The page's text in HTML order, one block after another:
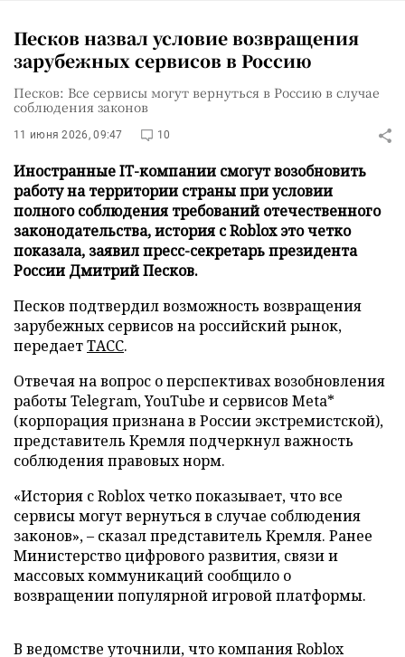
Песков назвал условие возвращения
зарубежных сервисов в Россию
Песков: Все сервисы могут вернуться в Россию в случае
соблюдения законов
11 июня 2026, 09:47 10
Иностранные IT-компании смогут возобновить
работу на территории страны при условии
полного соблюдения требований отечественного
законодательства, история с Roblox это четко
показала, заявил пресс-секретарь президента
России Дмитрий Песков.
Песков подтвердил возможность возвращения
зарубежных сервисов на российский рынок,
передаетТАСС.
Отвечая на вопрос о перспективах возобновления
работы Telegram, YouTube и сервисов Meta*
(корпорация признана в России экстремистской),
представитель Кремля подчеркнул важность
соблюдения правовых норм.
«История с Roblox четко показывает, что все
сервисы могут вернуться в случае соблюдения
законов», – сказал представитель Кремля. Ранее
Министерство цифрового развития, связи и
массовых коммуникаций сообщило о
возвращении популярной игровой платформы.
В ведомстве уточнили, что компания Roblox